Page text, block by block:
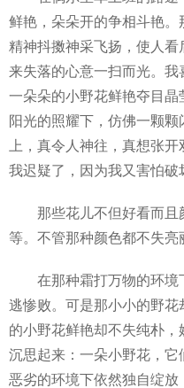
鲜艳，朵朵开的争相斗艳
精神抖擞神采飞扬，使人
来失落的心意一扫而光。
一朵朵的小野花鲜艳夺目
阳光的照耀下，仿佛一颗
上，真令人神往，真想张
我迟疑了，因为我又害怕破
那些花儿不但好看而且
等。不管那种颜色都不失亮
在那种霜打万物的环境
逃惨败。可是那小小的野
的小野花鲜艳却不失纯朴
沉思起来：一朵小野花，
恶劣的环境下依然独自绽